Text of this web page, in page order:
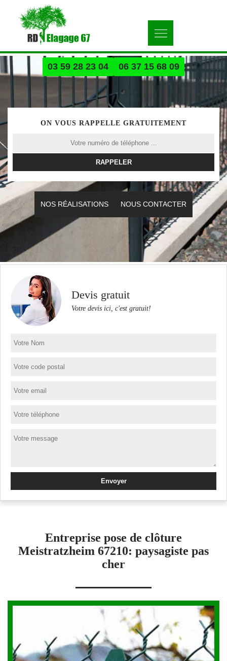
03 59 28 23 04 06 37 15 68 09
ON VOUS RAPPELLE GRATUITEMENT
NOS RÉALISATIONS NOUS CONTACTER
Devis gratuit
Votre devis ici, c'est gratuit!
Entreprise pose de clôture
Meistratzheim 67210: paysagiste pas
cher